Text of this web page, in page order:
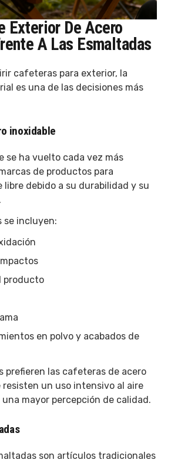
Exterior De Acero
A Las Esmaltadas
cafeteras para exterior, la
es una de las decisiones más
inoxidable
se ha vuelto cada vez más
de productos para
libre debido a su durabilidad y su
se incluyen:
producto
en polvo y acabados de
prefieren las cafeteras de acero
resisten un uso intensivo al aire
mayor percepción de calidad.
son artículos tradicionales